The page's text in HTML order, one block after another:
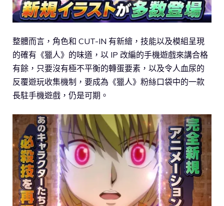
整體而言，角色和 CUT-IN 有新繪，技能以及模組呈現
的確有《獵人》的味道，以 IP 改編的手機遊戲來講合格
有餘，只要沒有極不平衡的轉蛋要素，以及令人血尿的
反覆遊玩收集機制，要成為《獵人》粉絲口袋中的一款
長駐手機遊戲，仍是可期。